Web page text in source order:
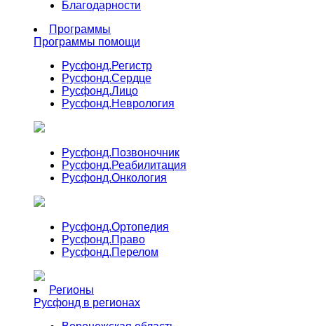
Благодарности
Программы
Программы помощи
Русфонд.Регистр
Русфонд.Сердце
Русфонд.Лицо
Русфонд.Неврология
Русфонд.Позвоночник
Русфонд.Реабилитация
Русфонд.Онкология
Русфонд.Ортопедия
Русфонд.Право
Русфонд.Перелом
Регионы
Русфонд в регионах